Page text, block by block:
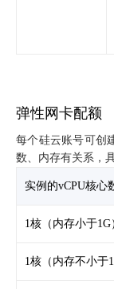
弹性网卡配额
每个硅云账号可创
数、内存有关系，
实例的vCPU核心
1核（内存小于1G
1核（内存不小于